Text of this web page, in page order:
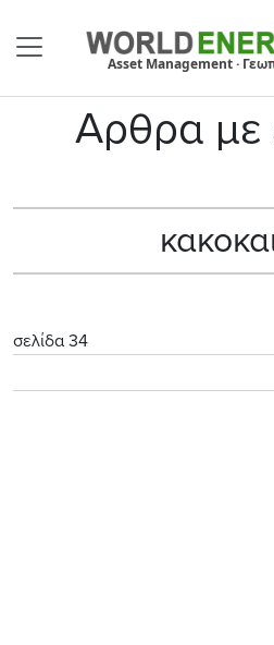
Asset Management ·
Αρθρα με
σελίδα 34